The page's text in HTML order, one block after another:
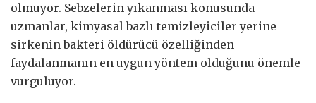
olmuyor. Sebzelerin yıkanması konusunda
uzmanlar, kimyasal bazlı temizleyiciler yerine
sirkenin bakteri öldürücü özelliğinden
faydalanmanın en uygun yöntem olduğunu önemle
vurguluyor.